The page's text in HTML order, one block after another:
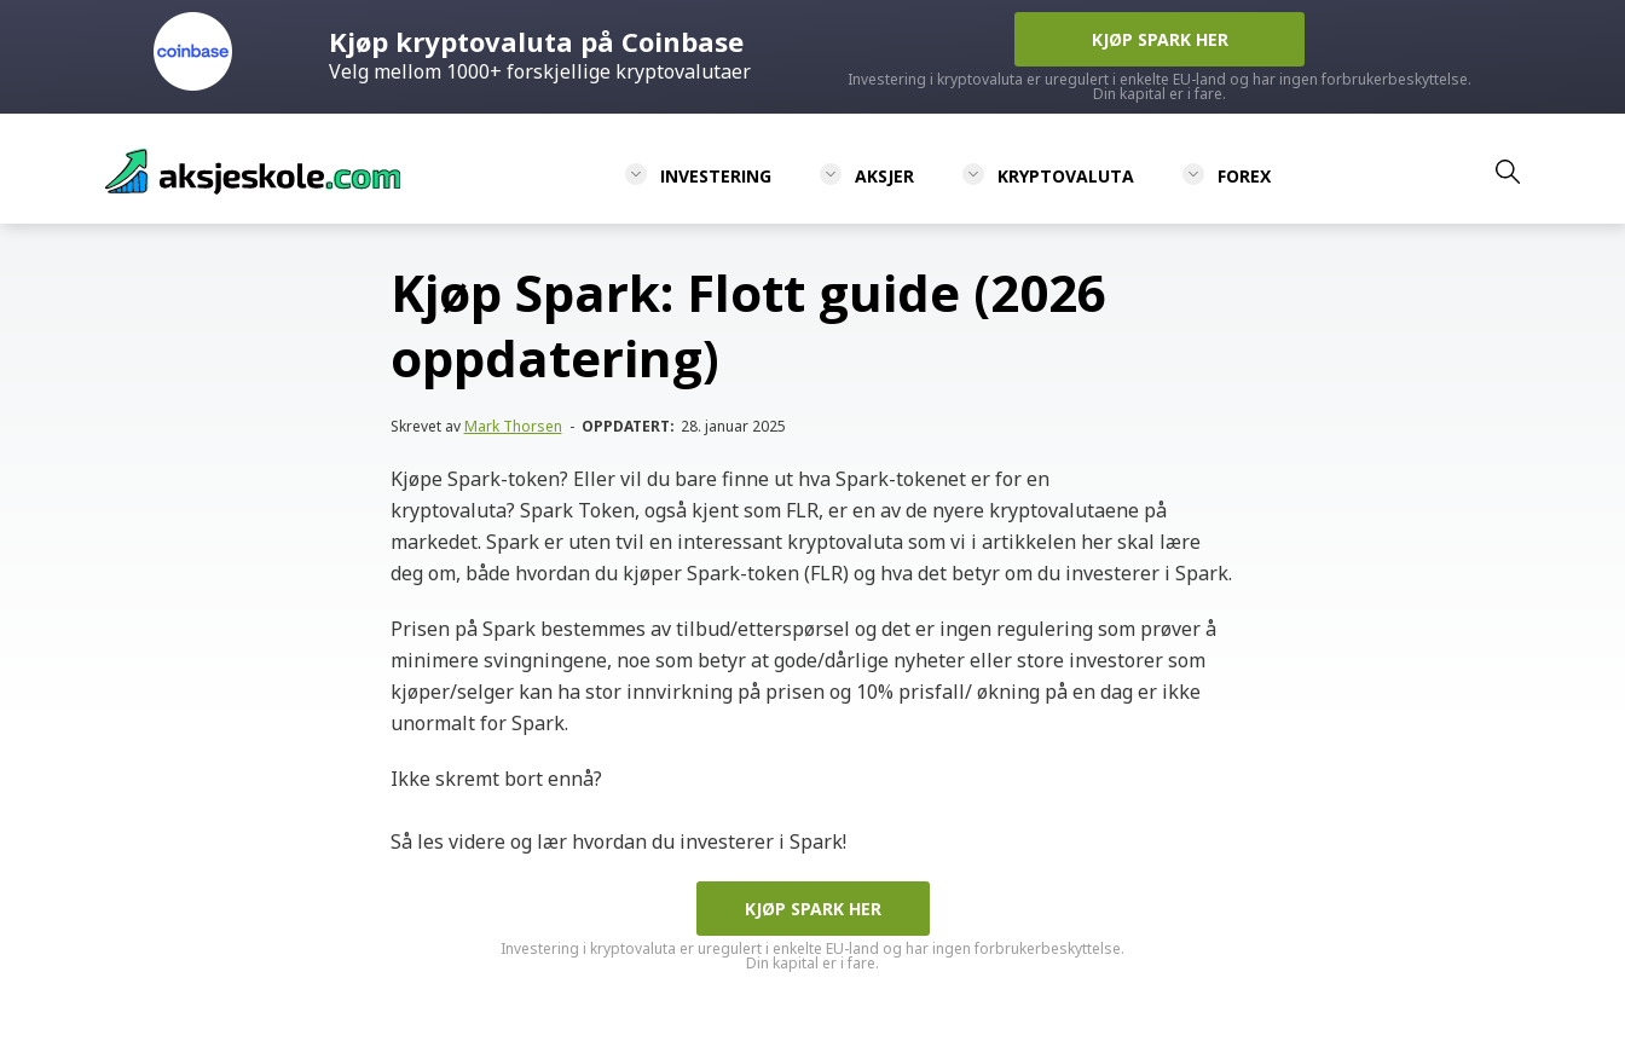
content
INVESTERING AKSJER KRYPTOVALUTA FOREX
Kjøp Spark: Flott guide (2026
oppdatering)
Skrevet avMark Thorsen - OPPDATERT: 28. januar 2025
Kjøpe Spark-token? Eller vil du bare finne ut hva Spark-tokenet er for en
kryptovaluta? Spark Token, også kjent som FLR, er en av de nyere kryptovalutaene på
markedet. Spark er uten tvil en interessant kryptovaluta som vi i artikkelen her skal lære
deg om, både hvordan du kjøper Spark-token (FLR) og hva det betyr om du investerer i Spark.
Prisen på Spark bestemmes av tilbud/etterspørsel og det er ingen regulering som prøver å
minimere svingningene, noe som betyr at gode/dårlige nyheter eller store investorer som
kjøper/selger kan ha stor innvirkning på prisen og 10% prisfall/ økning på en dag er ikke
unormalt for Spark.
Ikke skremt bort ennå?
Så les videre og lær hvordan du investerer i Spark!
KJØP SPARK HER
Investering i kryptovaluta er uregulert i enkelte EU-land og har ingen forbrukerbeskyttelse.
Din kapital er i fare.
Kjøp kryptovaluta på Coinbase
Velg mellom 1000+ forskjellige kryptovalutaer
KJØP SPARK HER
Investering i kryptovaluta er uregulert i enkelte EU-land og har ingen forbrukerbeskyttelse.
Din kapital er i fare.